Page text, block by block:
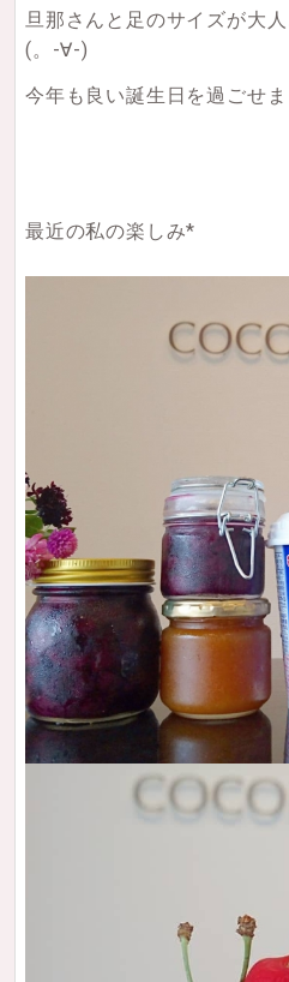
旦那さんと足のサイズが大
(。-∀-)
今年も良い誕生日を過ごせ
最近の私の楽しみ*